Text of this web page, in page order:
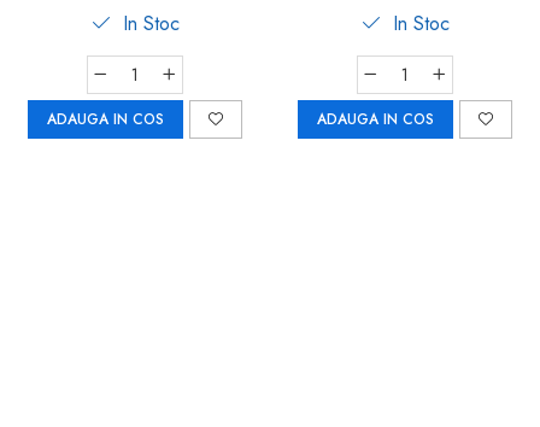
In Stoc
ADAUGA IN COS
In Stoc
ADAUGA IN COS